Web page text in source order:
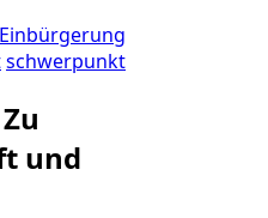
Einbürgerung
schwerpunkt
und